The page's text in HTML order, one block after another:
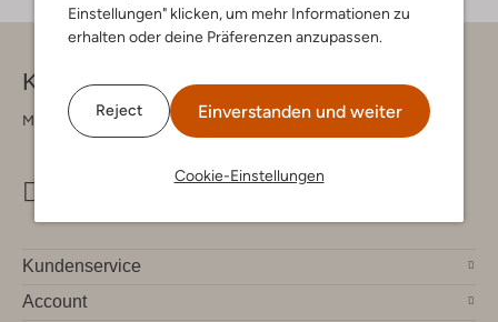
Einstellungen" klicken, um mehr Informationen zu
erhalten oder deine Präferenzen anzupassen.
Reject Einverstanden und weiter
Cookie-Einstellungen
Kontakt
Montag - Freitag 09:00 - 17:00 uur
Kundenservice
Account